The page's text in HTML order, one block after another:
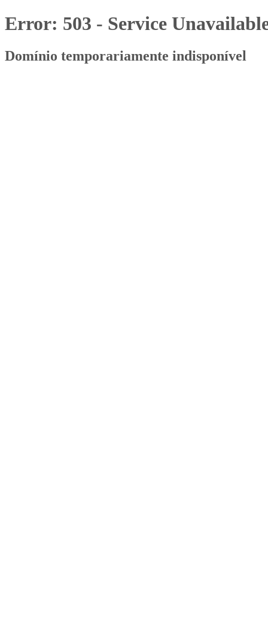
Error: 503 - Service
Domínio temporariamente indisponível